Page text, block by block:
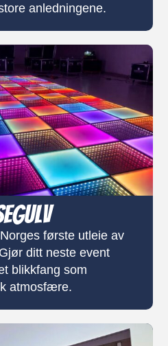
anledningene.
første utleie av
ditt neste event
blikkfang som
atmosfære.